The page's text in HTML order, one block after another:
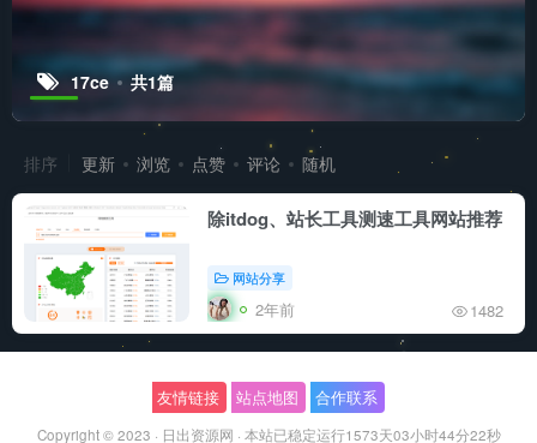
17ce 共1篇
排序 更新 浏览 点赞 评论 随机
除itdog、站长工具测速工具网站推荐
网站分享
2年前 1482
友情链接 站点地图 合作联系
Copyright © 2023 · 日出资源网 · 本站已稳定运行1573天03小时44分22秒